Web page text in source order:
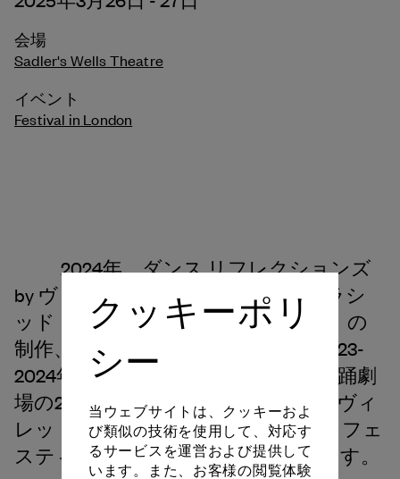
会場
Sadler's Wells Theatre
イベント
Festival in London
2024年、ダンス リフレクションズ
by ヴァン クリーフ＆アーペルは、ラシ
ッド・ウランダンによる『Outsider』の
制作、およびジュネーブ大劇場の2023-
2024年シーズン、シャイヨー国立舞踊劇
場の2023-2024年シーズン (会場 ラ・ヴィ
レット公園)、ローマ・ヨーロッパ・フェ
スティバル2024での上演を後援します。
クッキーポリ
シー
当ウェブサイトは、クッキーおよ
び類似の技術を使用して、対応す
るサービスを運営および提供して
います。また、お客様の閲覧体験